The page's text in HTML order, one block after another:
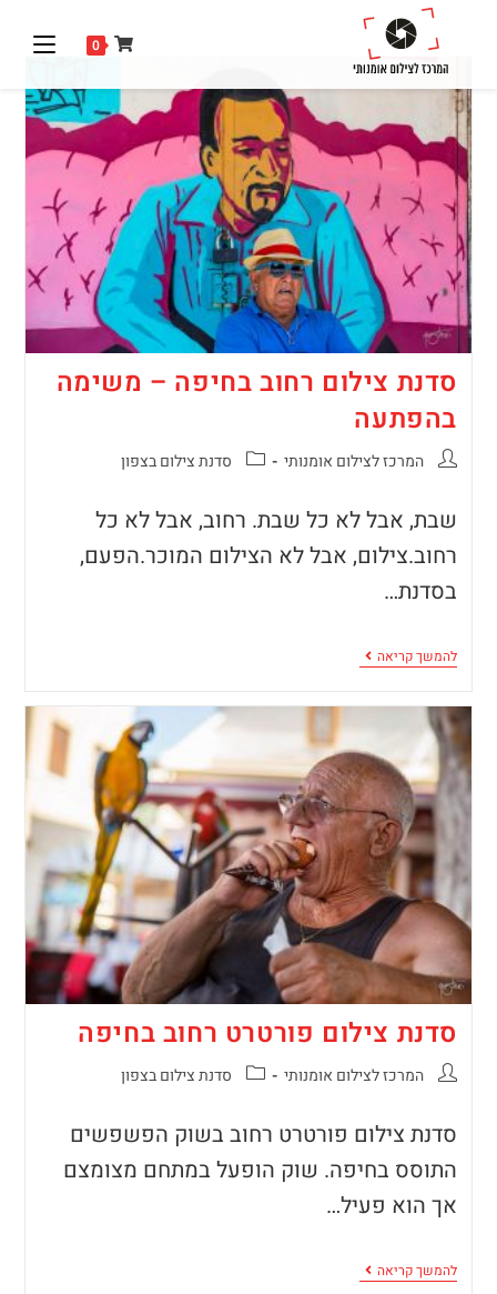
0
סדנת צילום רחוב בחיפה – משימה
בהפתעה
המרכז לצילום אומנותי סדנת צילום בצפון
שבת, אבל לא כל שבת. רחוב, אבל לא כל
רחוב.צילום, אבל לא הצילום המוכר.הפעם,
בסדנת…
להמשך קריאה
סדנת צילום פורטרט רחוב בחיפה
המרכז לצילום אומנותי סדנת צילום בצפון
סדנת צילום פורטרט רחוב בשוק הפשפשים
התוסס בחיפה. שוק הופעל במתחם מצומצם
אך הוא פעיל…
להמשך קריאה